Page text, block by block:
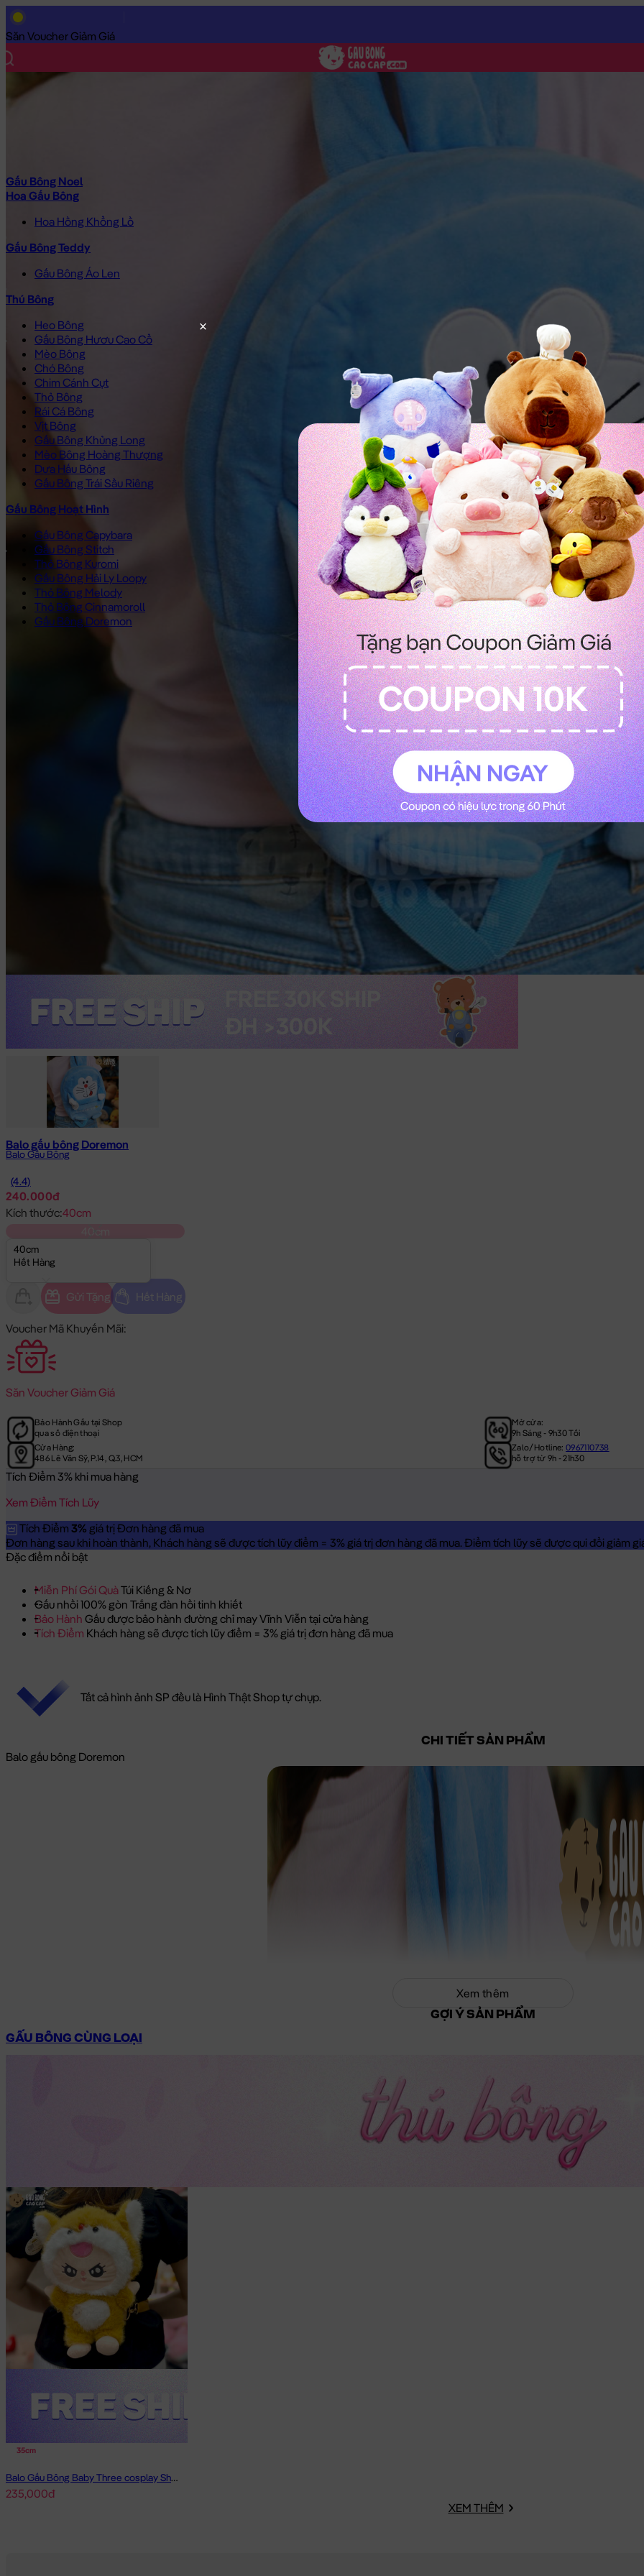
Săn Voucher Giảm Giá
Gấu Bông Noel
Hoa Gấu Bông
Hoa Hồng Khổng Lồ
Gấu Bông Teddy
Gấu Bông Áo Len
Thú Bông
Heo Bông
Gấu Bông Hươu Cao Cổ
Mèo Bông
Chó Bông
Chim Cánh Cụt
Thỏ Bông
Rái Cá Bông
Vịt Bông
Gấu Bông Khủng Long
Mèo Bông Hoàng Thượng
Dưa Hấu Bông
Gấu Bông Trái Sầu Riêng
Gấu Bông Hoạt Hình
Gấu Bông Capybara
Gấu Bông Stitch
Thỏ Bông Kuromi
Gấu Bông Hải Ly Loopy
Thỏ Bông Melody
Thỏ Bông Cinnamoroll
Gấu Bông Doremon
Trang Chủ
Balo gấu bông Doremon
Balo Gấu Bông
(4.4)
240.000đ
Kích thước:40cm
40cm
Hết Hàng
Gửi Tặng Hết Hàng
Voucher Mã Khuyến Mãi:
Săn Voucher Giảm Giá
Bảo Hành Gấu tại Shop
qua số điện thoại
Mở cửa:
9h Sáng - 9h30 Tối
Cửa Hàng:
486 Lê Văn Sỹ, P.14, Q.3, HCM
Zalo/Hotline:0967110738
hỗ trợ từ 9h - 21h30
Tích Điểm 3% khi mua hàng
Xem Điểm Tích Lũy
Tích Điểm 3% giá trị Đơn hàng đã mua
Đơn hàng sau khi hoàn thành, Khách hàng sẽ được tích lũy điểm = 3% giá trị đơn hàng đã mua. Điểm tích lũy sẽ được qui đổi giảm
Đặc điểm nổi bật
Miễn Phí Gói QuàTúi Kiếng & Nơ
Gấu nhồi 100% gòn Trắng đàn hồi tinh khiết
Bảo Hành Gấu được bảo hành đường chỉ may Vĩnh Viễn tại cửa hàng
Tích Điểm Khách hàng sẽ được tích lũy điểm = 3% giá trị đơn hàng đã mua
Tất cả hình ảnh SP đều là Hình Thật Shop tự chụp.
CHI TIẾT SẢN PHẨM
Balo gấu bông Doremon
Xem thêm
GỢI Ý SẢN PHẨM
GẤU BÔNG CÙNG LOẠI
35cm
Balo Gấu Bông Baby Three cosplay Shiba
235,000đ
XEM THÊM